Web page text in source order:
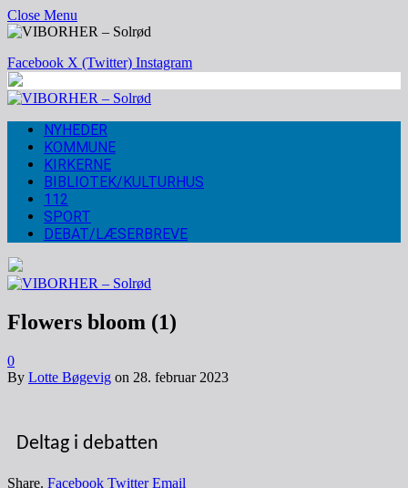
Close Menu
Facebook X (Twitter) Instagram
NYHEDER
KOMMUNE
KIRKERNE
BIBLIOTEK/KULTURHUS
112
SPORT
DEBAT/LÆSERBREVE
Flowers bloom (1)
0
By Lotte Bøgevig on 28. februar 2023
Deltag i debatten
Share. Facebook Twitter Email